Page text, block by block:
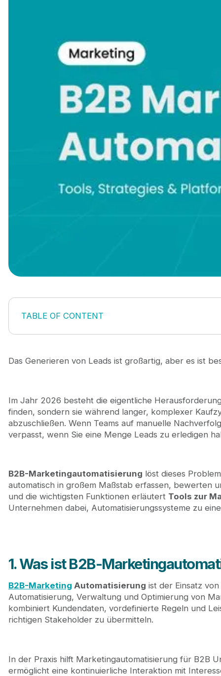
TABLE OF CONTENT
1. Was ist B2B-Marketingautomatisierung?
2.1. Zentralisierte Datenbank und CRM
3. So funktioniert die B2B-
3.1. Erfassung: Erfassung von Lead-Daten
3.2. Qualifizieren: Bewertung und
3.3. Nurture: Automatisiertes Lead-Nurturing
4.1. Abläufe bei der Automatisierung des
4.2. Wiedereingliederung und Automatisierung
4.3. Kontobasierte Marketingautomatisierung
5. Die besten Plattformen für B2B-
7. Die Zukunft der B2B-Marketingautomatisierung
8. Journeyhorizon: Ein strategischer B2B-
9. Fazit
10. Häufig gestellte Fragen
Das Generieren von Leads ist großartig, aber es ist
Im Jahr 2026 besteht die eigentliche
finden, sondern sie während langer, komplexer
abzuschließen. Wenn Teams auf manuelle
verpasst, wenn Sie eine Menge Leads zu erledigen
B2B-Marketingautomatisierung löst dieses
automatisch in großem Maßstab erfassen, bewerten
und die wichtigsten Funktionen erläutert Tools zur
Unternehmen dabei, Automatisierungssysteme zu
1. Was ist B2B-
B2B-Marketing Automatisierung ist der Einsatz
Automatisierung, Verwaltung und Optimierung von
kombiniert Kundendaten, vordefinierte Regeln und
richtigen Stakeholder zu übermitteln.
In der Praxis hilft Marketingautomatisierung für B2B
ermöglicht eine kontinuierliche Interaktion mit